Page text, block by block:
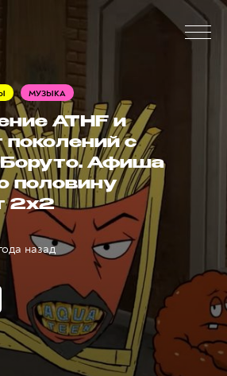
МУЗЫКА
ATHF и
поколений с
Боруто. Афиша
половину
2x2
назад